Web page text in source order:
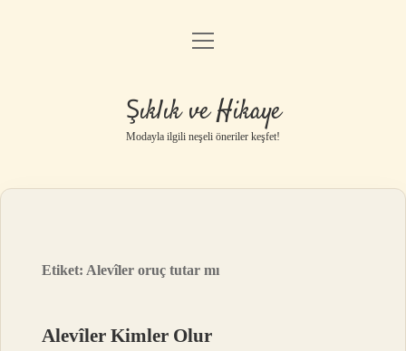
Gizlilik Politikası
Yasal Uyarı
menüyü
Şıklık ve Hikaye
Modayla ilgili neşeli öneriler keşfet!
Etiket: Alevîler oruç tutar mı
Alevîler Kimler Olur